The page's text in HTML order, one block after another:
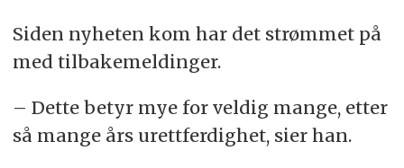
Siden nyheten kom har det strømmet på
med tilbakemeldinger.
– Dette betyr mye for veldig mange, etter
så mange års urettferdighet, sier han.